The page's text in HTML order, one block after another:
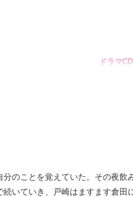
ドラマ
のことを覚えていた。その夜飲
いていき、戸崎はますます倉田